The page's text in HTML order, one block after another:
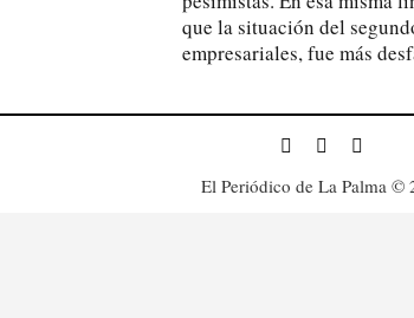
que la situación del
empresariales, fue más
El Periódico de La Palma ©